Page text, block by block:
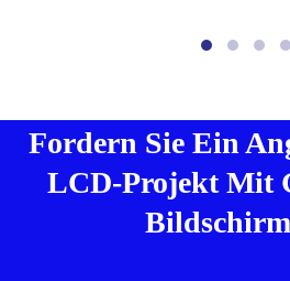
Fordern Sie Ein
LCD-Projekt Mit